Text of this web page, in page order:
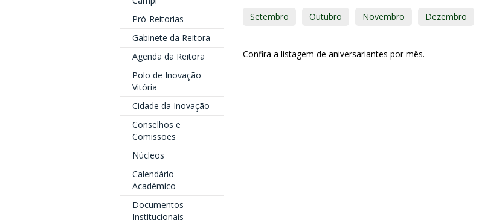
Pró-Reitorias
Gabinete da Reitora
Agenda da Reitora
Polo de Inovação
Vitória
Cidade da Inovação
Conselhos e
Comissões
Núcleos
Calendário
Acadêmico
Documentos
Institucionais
Setembro Outubro Novembro Dezembro
Confira a listagem de aniversariantes por mês.